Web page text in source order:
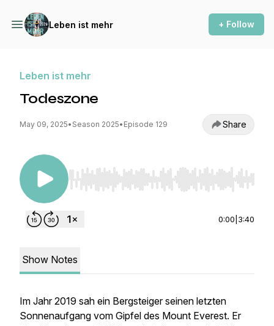
Leben ist mehr + Follow
Leben ist mehr
Todeszone
May 09, 2025• Season 2025• Episode 129 Share
Use Left/Right to seek, Home/End to jump to
0:00 3:40
Show Notes
Im Jahr 2019 sah ein Bergsteiger seinen letzten
Sonnenaufgang vom Gipfel des Mount Everest. Er